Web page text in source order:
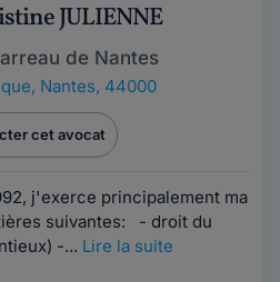
JULIENNE
de Nantes
, Nantes, 44000
cet avocat
j'exerce principalement ma
suivantes: - droit du
-... Lire la suite